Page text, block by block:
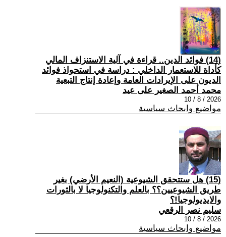
(14) فوائد الدين.. قراءة في آلية الاستنزاف المالي
كأداة للاستعمار الداخلي : دراسة في استحواذ فوائد
الديون على الإيرادات العامة وإعادة إنتاج التبعية
محمد أحمد الصغير على عيد
2026 / 8 / 10
مواضيع وابحاث سياسية
(15) هل ستتحقق الشيوعية (النعيم الأرضي) بغير
طريق الشيوعيين؟؟ بالعلم والتكنولوجيا لا بالثورات
والايديولوجيا!؟
سليم نصر الرقعي
2026 / 8 / 10
مواضيع وابحاث سياسية